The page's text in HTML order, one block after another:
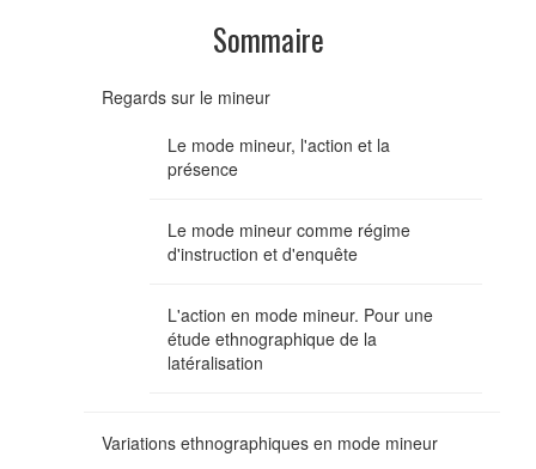
Sommaire
Regards sur le mineur
Le mode mineur, l'action et la
présence
Le mode mineur comme régime
d'instruction et d'enquête
L'action en mode mineur. Pour une
étude ethnographique de la
latéralisation
Variations ethnographiques en mode mineur